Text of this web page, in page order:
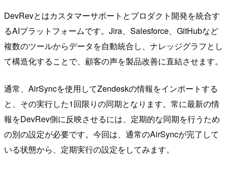
DevRevとはカスタマーサポートとプロダクト開発を統合す
るAIプラットフォームです。Jira、Salesforce、GitHubなど
複数のツールからデータを自動統合し、ナレッジグラフとし
て構造化することで、顧客の声を製品改善に直結させます。
通常、AirSyncを使用してZendeskの情報をインポートする
と、その実行した1回限りの同期となります。常に最新の情
報をDevRev側に反映させるには、定期的な同期を行うため
の別の設定が必要です。今回は、通常のAirSyncが完了して
いる状態から、定期実行の設定をしてみます。